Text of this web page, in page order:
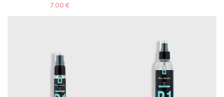
7,00 €